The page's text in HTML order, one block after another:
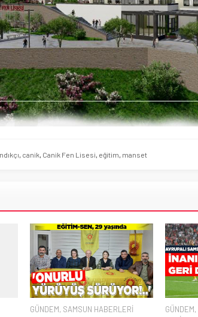
, canik, Canik Fen Lisesi, eğitim, manset
GÜNDEM, SAMSUN HABERLERİ
GÜNDEM,